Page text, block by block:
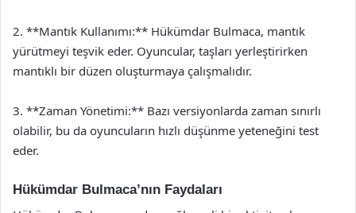
2. **Mantık Kullanımı:** Hükümdar Bulmaca, mantık
yürütmeyi teşvik eder. Oyuncular, taşları yerleştirirken
mantıklı bir düzen oluşturmaya çalışmalıdır.
3. **Zaman Yönetimi:** Bazı versiyonlarda zaman sınırlı
olabilir, bu da oyuncuların hızlı düşünme yeteneğini test
eder.
Hükümdar Bulmaca’nın Faydaları